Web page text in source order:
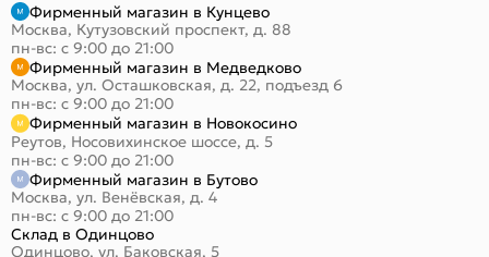
Фирменный магазин в Кунцево
Москва, Кутузовский проспект, д. 88
пн-вс: с 9:00 до 21:00
Фирменный магазин в Медведково
Москва, ул. Осташковская, д. 22, подъезд 6
пн-вс: с 9:00 до 21:00
Фирменный магазин в Новокосино
Реутов, Носовихинское шоссе, д. 5
пн-вс: с 9:00 до 21:00
Фирменный магазин в Бутово
Москва, ул. Венёвская, д. 4
пн-вс: с 9:00 до 21:00
Склад в Одинцово
Одинцово, ул. Баковская, 5